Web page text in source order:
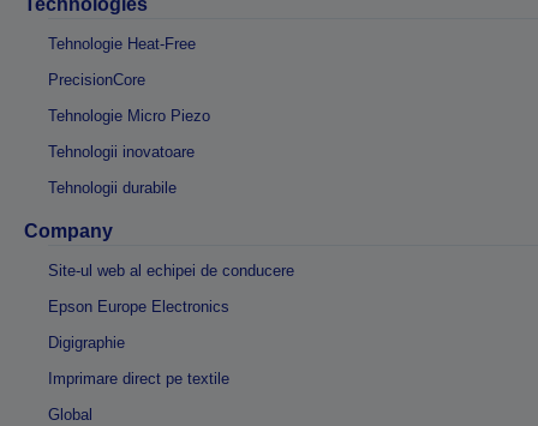
Technologies
Tehnologie Heat-Free
PrecisionCore
Tehnologie Micro Piezo
Tehnologii inovatoare
Tehnologii durabile
Company
Site-ul web al echipei de conducere
Epson Europe Electronics
Digigraphie
Imprimare direct pe textile
Global